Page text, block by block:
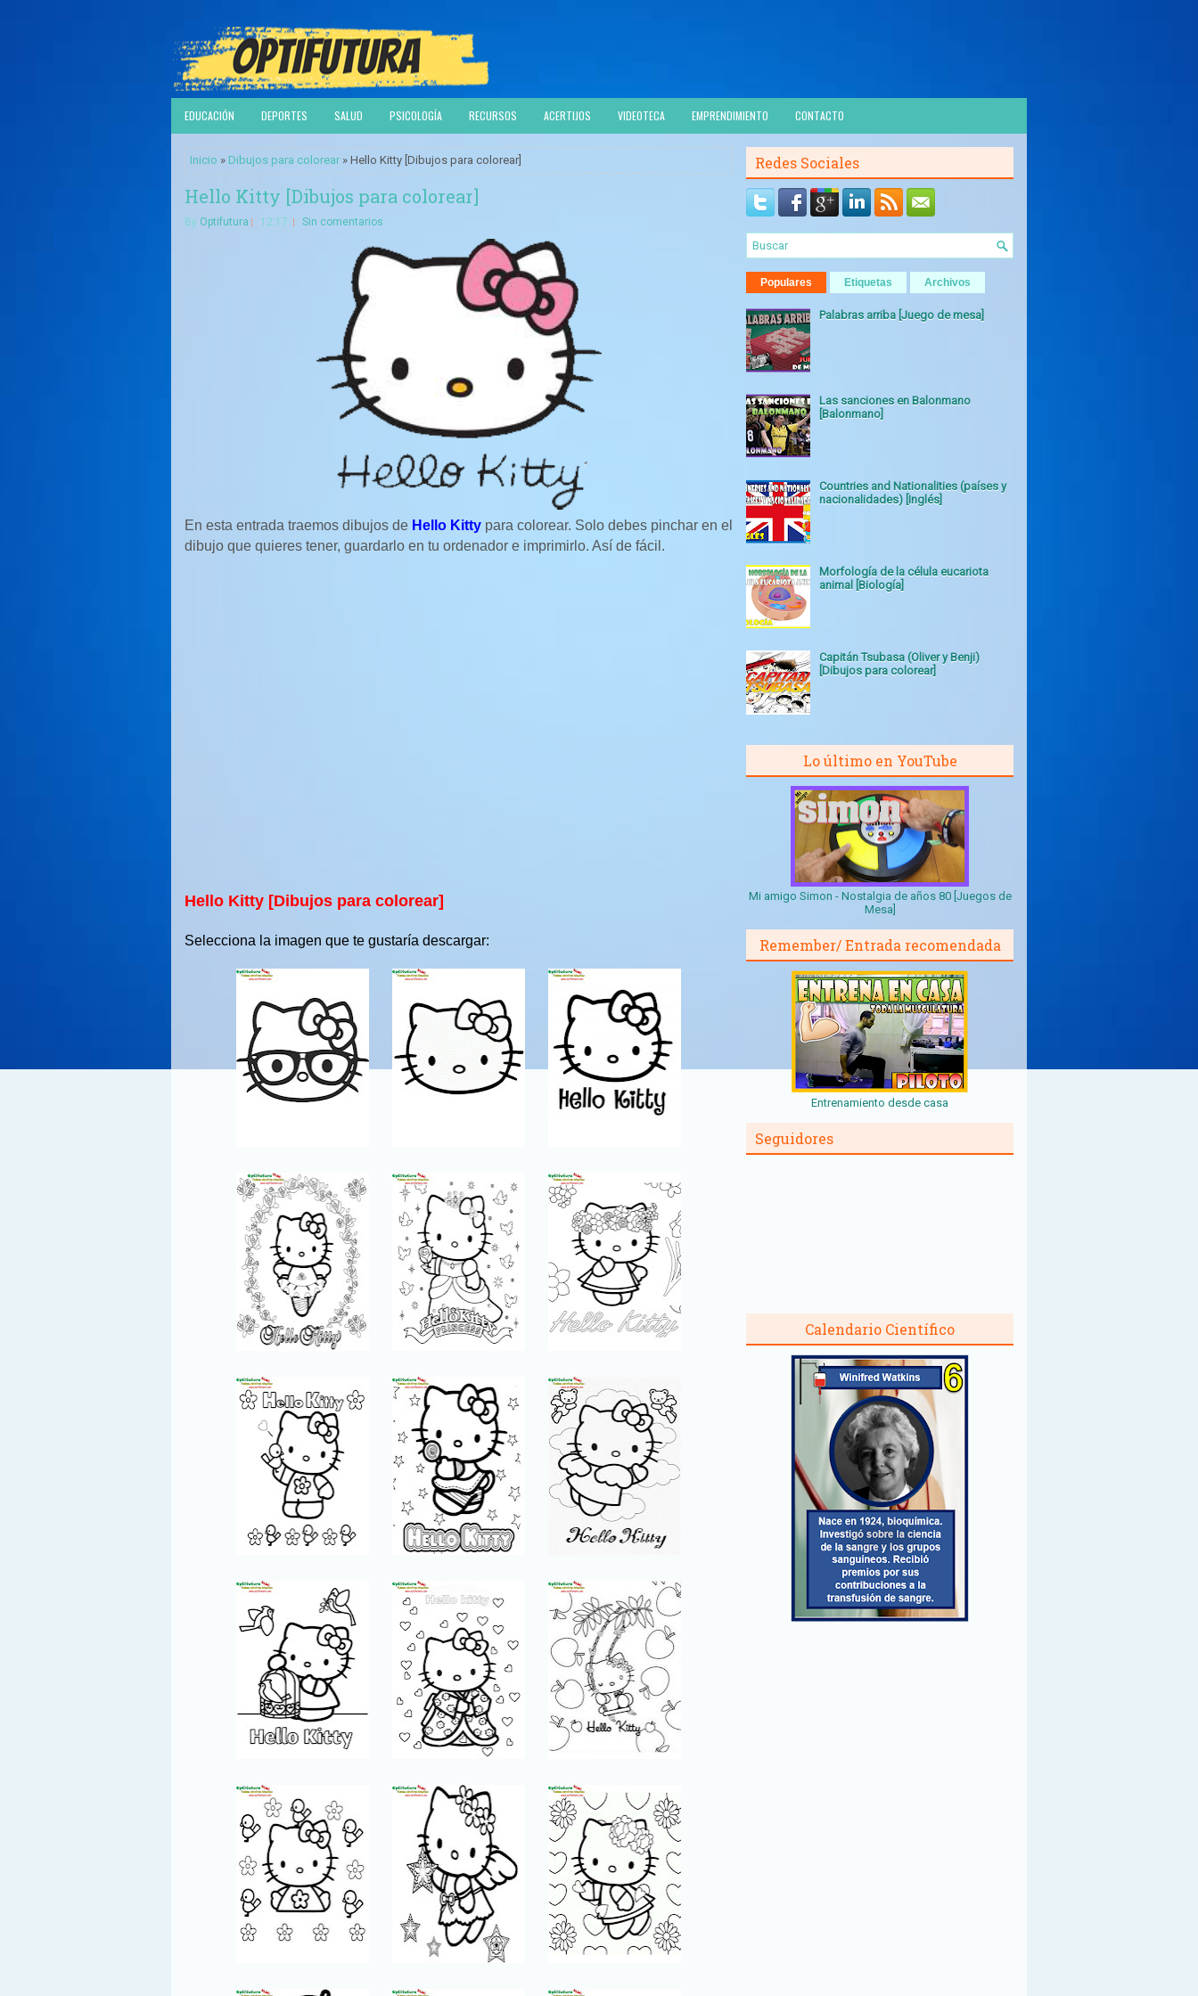
EDUCACIÓN DEPORTES SALUD PSICOLOGÍA RECURSOS ACERTIJOS VIDEOTECA EMPRENDIMIENTO CONTACTO
Inicio » Dibujos para colorear » Hello Kitty [Dibujos para colorear]
Hello Kitty [Dibujos para colorear]
By Optifutura 12:17 Sin comentarios
En esta entrada traemos dibujos de Hello Kitty para colorear. Solo debes pinchar en el
dibujo que quieres tener, guardarlo en tu ordenador e imprimirlo. Así de fácil.
Hello Kitty [Dibujos para colorear]
Selecciona la imagen que te gustaría descargar:
Redes Sociales
Populares Etiquetas Archivos
Palabras arriba [Juego de mesa]
Las sanciones en Balonmano
[Balonmano]
Countries and Nationalities (países y
nacionalidades) [Inglés]
Morfología de la célula eucariota
animal [Biología]
Capitán Tsubasa (Oliver y Benji)
[Dibujos para colorear]
Lo último en YouTube
Mi amigo Simon - Nostalgia de años 80 [Juegos de
Mesa]
Remember/ Entrada recomendada
Entrenamiento desde casa
Seguidores
Calendario Científico